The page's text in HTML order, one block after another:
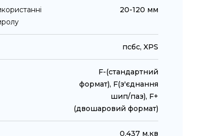
20-120 мм
псбс, XPS
F-(стандартний
формат), F(з'єднання
шип/паз), F+
(двошаровий формат)
0.437 м.кв